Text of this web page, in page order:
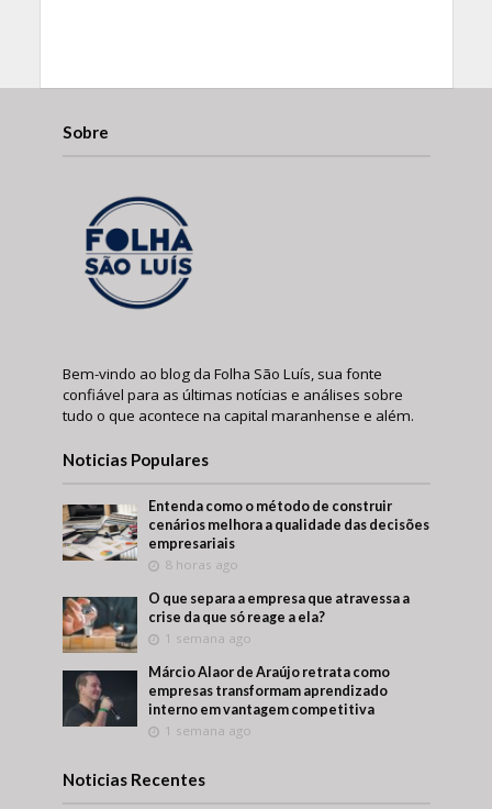
Sobre
Bem-vindo ao blog da Folha São Luís, sua fonte
confiável para as últimas notícias e análises sobre
tudo o que acontece na capital maranhense e além.
Noticias Populares
Entenda como o método de construir
cenários melhora a qualidade das decisões
empresariais
8 horas ago
O que separa a empresa que atravessa a
crise da que só reage a ela?
1 semana ago
Márcio Alaor de Araújo retrata como
empresas transformam aprendizado
interno em vantagem competitiva
1 semana ago
Noticias Recentes